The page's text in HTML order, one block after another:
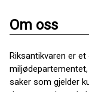
Om oss
Riksantikvaren er
saker som gjelder